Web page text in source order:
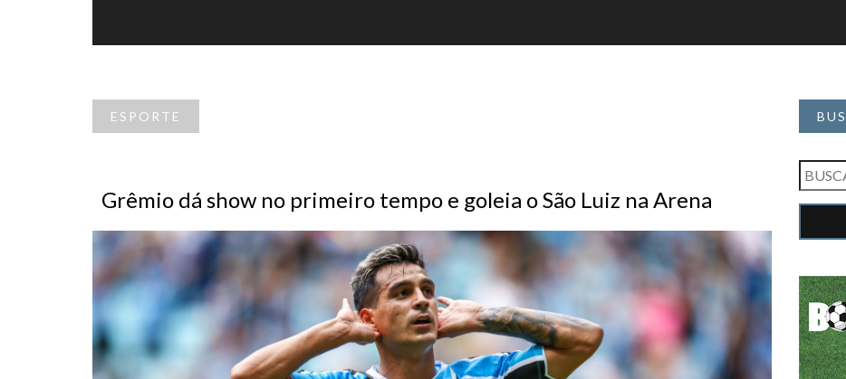
ESPORTE
Grêmio dá show no primeiro tempo e goleia o São Luiz na Arena